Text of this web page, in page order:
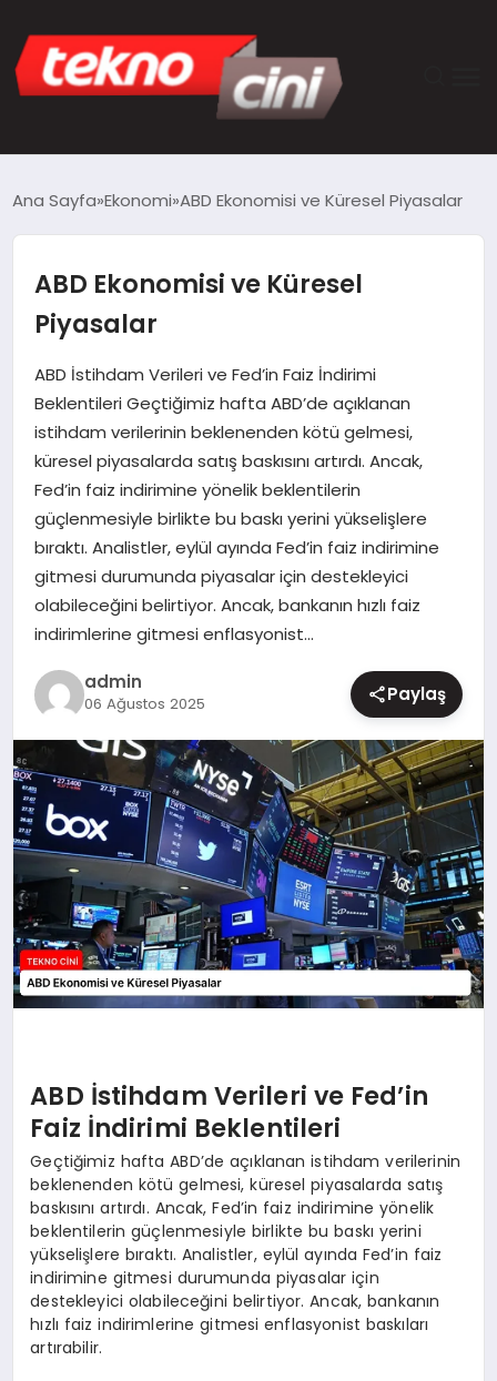
TEKNOLOJI
GÜNCEL
SAĞLIK
DÜNYA
MAGAZIN
Ana Sayfa Ekonomi ABD Ekonomisi ve Küresel Piyasalar
ABD Ekonomisi ve Küresel
Piyasalar
ABD İstihdam Verileri ve Fed’in Faiz İndirimi
Beklentileri Geçtiğimiz hafta ABD’de açıklanan
istihdam verilerinin beklenenden kötü gelmesi,
küresel piyasalarda satış baskısını artırdı. Ancak,
Fed’in faiz indirimine yönelik beklentilerin
güçlenmesiyle birlikte bu baskı yerini yükselişlere
bıraktı. Analistler, eylül ayında Fed’in faiz indirimine
gitmesi durumunda piyasalar için destekleyici
olabileceğini belirtiyor. Ancak, bankanın hızlı faiz
indirimlerine gitmesi enflasyonist…
admin
06 Ağustos 2025 Paylaş
ABD İstihdam Verileri ve Fed’in
Faiz İndirimi Beklentileri
Geçtiğimiz hafta ABD’de açıklanan istihdam verilerinin
beklenenden kötü gelmesi, küresel piyasalarda satış
baskısını artırdı. Ancak, Fed’in faiz indirimine yönelik
beklentilerin güçlenmesiyle birlikte bu baskı yerini
yükselişlere bıraktı. Analistler, eylül ayında Fed’in faiz
indirimine gitmesi durumunda piyasalar için
destekleyici olabileceğini belirtiyor. Ancak, bankanın
hızlı faiz indirimlerine gitmesi enflasyonist baskıları
artırabilir.